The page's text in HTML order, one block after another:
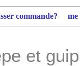
commande?
et